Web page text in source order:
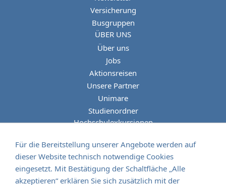
Versicherung
Busgruppen
ÜBER UNS
Über uns
Jobs
Aktionsreisen
Unsere Partner
Unimare
Studienordner
Hochschulexkursionen
Für die Bereitstellung unserer Angebote werden auf
dieser Website technisch notwendige Cookies
eingesetzt. Mit Bestätigung der Schaltfläche „Alle
akzeptieren“ erklären Sie sich zusätzlich mit der